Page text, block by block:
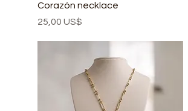
Corazón necklace
Precio
25,00 US$